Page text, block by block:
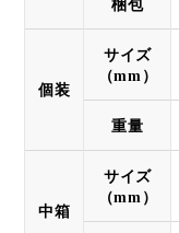
梱包
個装
サイズ
（mm）
重量
中箱
サイズ
（mm）